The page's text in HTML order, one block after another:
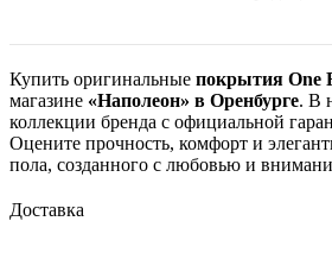
Купить оригинальные покрытия One
магазине «Наполеон» в Оренбурге. В
коллекции бренда с официальной
Оцените прочность, комфорт и
пола, созданного с любовью и
Доставка